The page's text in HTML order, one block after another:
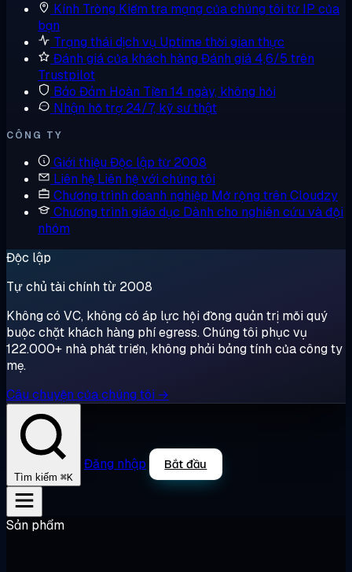
Kính Tròng Kiểm tra mạng của chúng tôi từ IP của
bạn
Trạng thái dịch vụ Uptime thời gian thực
Đánh giá của khách hàng Đánh giá 4,6/5 trên
Trustpilot
Bảo Đảm Hoàn Tiền 14 ngày, không hỏi
Nhận hỗ trợ 24/7, kỹ sư thật
CÔNG TY
Giới thiệu Độc lập từ 2008
Liên hệ Liên hệ với chúng tôi
Chương trình doanh nghiệp Mở rộng trên Cloudzy
Chương trình giáo dục Dành cho nghiên cứu và đội
nhóm
Độc lập
Tự chủ tài chính từ 2008
Không có VC, không có áp lực hội đồng quản trị mỗi quý
buộc chặt khách hàng phí egress. Chúng tôi phục vụ
122.000+ nhà phát triển, không phải bảng tính của công ty
mẹ.
Câu chuyện của chúng tôi →
Tìm kiếm ⌘K
Đăng nhập Bắt đầu
Sản phẩm